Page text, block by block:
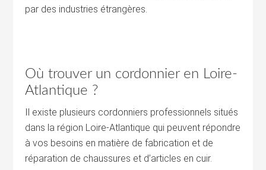
par des industries étrangères.
Où trouver un cordonnier en Loire-
Atlantique ?
Il existe plusieurs cordonniers professionnels situés
dans la région Loire-Atlantique qui peuvent répondre
à vos besoins en matière de fabrication et de
réparation de chaussures et d’articles en cuir.